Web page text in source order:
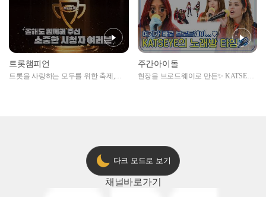
트롯챔피언
트롯을 사랑하는 모두를 위한 축제,
주간아이돌
현장을 브로드웨이로 만든✨ KATSEYE
다크 모드로 보기
채널바로가기